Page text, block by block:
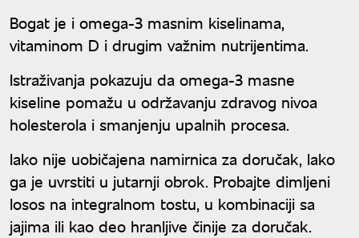
Bogat je i omega-3 masnim kiselinama,
vitaminom D i drugim važnim nutrijentima.
Istraživanja pokazuju da omega-3 masne
kiseline pomažu u održavanju zdravog nivoa
holesterola i smanjenju upalnih procesa.
Iako nije uobičajena namirnica za doručak, lako
ga je uvrstiti u jutarnji obrok. Probajte dimljeni
losos na integralnom tostu, u kombinaciji sa
jajima ili kao deo hranljive činije za doručak.